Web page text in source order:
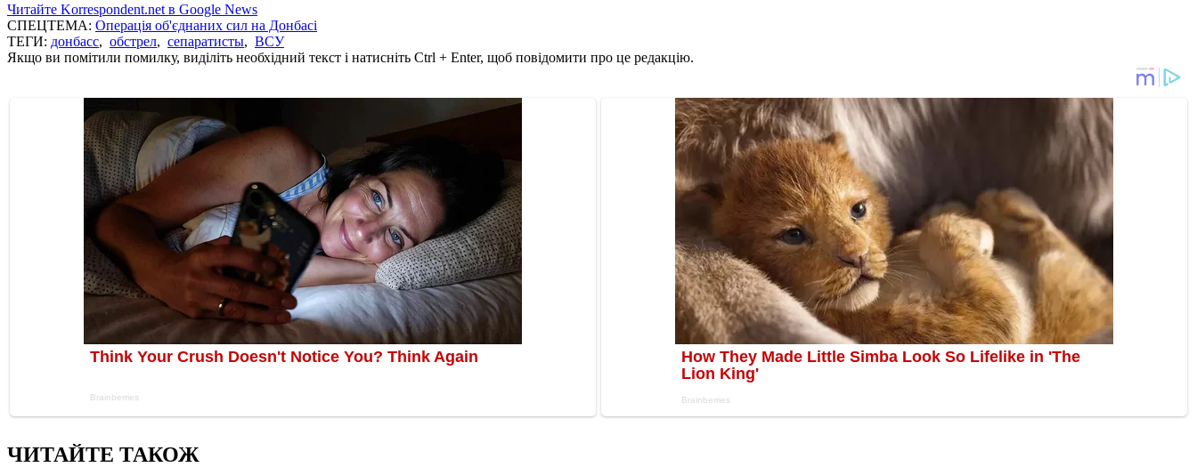
Читайте Korrespondent.net в Google News
СПЕЦТЕМА: Операція об'єднаних сил на Донбасі
ТЕГИ: донбасс, обстрел, сепаратисты, ВСУ
Якщо ви помітили помилку, виділіть необхідний текст і натисніть Ctrl + Enter, щоб повідомити про це редакцію.
ЧИТАЙТЕ ТАКОЖ